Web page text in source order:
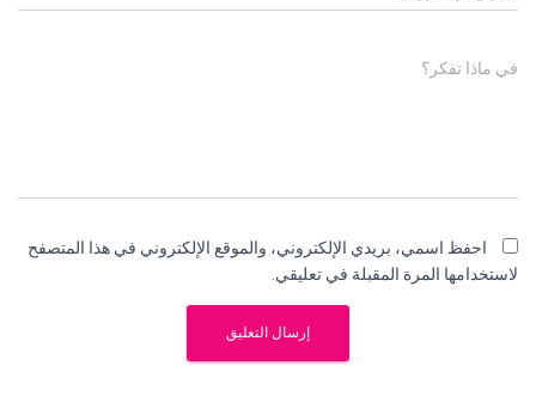
في ماذا تفكر؟
احفظ اسمي، بريدي الإلكتروني، والموقع الإلكتروني في هذا المتصفح
لاستخدامها المرة المقبلة في تعليقي.